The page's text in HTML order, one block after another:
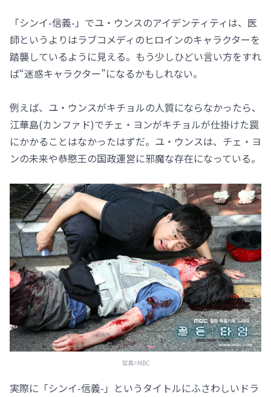
「シンイ-信義-」でユ・ウンスのアイデンティティは、医
師というよりはラブコメディのヒロインのキャラクターを
踏襲しているように見える。もう少しひどい言い方をすれ
ば“迷惑キャラクター”になるかもしれない。
例えば、ユ・ウンスがキチョルの人質にならなかったら、
江華島(カンファド)でチェ・ヨンがキチョルが仕掛けた罠
にかかることはなかったはずだ。ユ・ウンスは、チェ・ヨ
ンの未来や恭愍王の国政運営に邪魔な存在になっている。
写真=MBC
実際に「シンイ-信義-」というタイトルにふさわしいドラ